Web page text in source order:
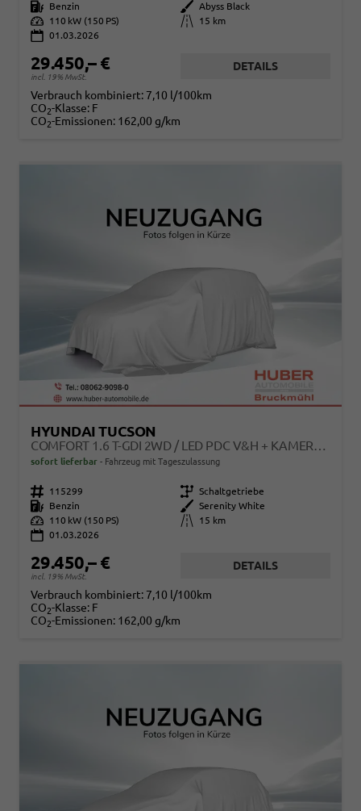
Kraftstoff
Benzin Außenfarbe
Abyss Black
Leistung
110 kW (150 PS) Kilometerstand
15 km
01.03.2026
29.450,– €
incl. 19% MwSt.
DETAILS
Verbrauch kombiniert: 7,10 l/100km
CO2-Klasse: F
CO2-Emissionen: 162,00 g/km
HYUNDAI TUCSON
COMFORT 1.6 T-GDI 2WD / LED PDC V&H + KAMERA SITZ LENKRADHEIZUNG ALU 18"
sofort lieferbar Fahrzeug mit Tageszulassung
Fahrzeugnr. 115299 Getriebe Schaltgetriebe
Kraftstoff
Benzin Außenfarbe
Serenity White
Leistung
110 kW (150 PS) Kilometerstand
15 km
01.03.2026
29.450,– €
incl. 19% MwSt.
DETAILS
Verbrauch kombiniert: 7,10 l/100km
CO2-Klasse: F
CO2-Emissionen: 162,00 g/km